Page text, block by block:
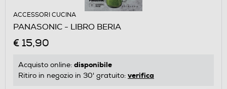
ACCESSORI CUCINA
PANASONIC - LIBRO BERIA
€ 15,90
Acquisto online: disponibile
Ritiro in negozio in 30' gratuito: verifica